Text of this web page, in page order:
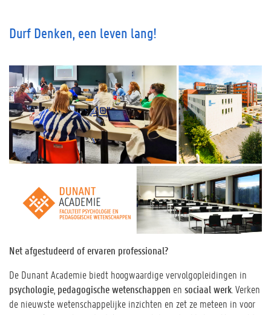
Durf Denken, een leven lang!
Net afgestudeerd of ervaren professional?
De Dunant Academie biedt hoogwaardige vervolgopleidingen in
psychologie pedagogische wetenschappen en sociaal werk . Verken
de nieuwste wetenschappelijke inzichten en zet ze meteen in voor